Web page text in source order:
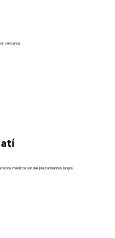
cercanos.
médicos sin desplazamientos largos.